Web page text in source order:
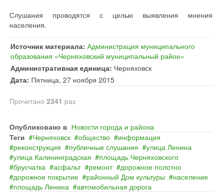
Слушания проводятся с целью выявления мнения
населения.
Источник материала: Администрация муниципального
образования «Черняховский муниципальный район»
Административная единица: Черняховск
Дата: Пятница, 27 ноября 2015
Прочитано 2341 раз
Опубликовано в Новости города и района
Теги
Черняховск общество
информация
реконструкция
публичные слушания
улица Ленина
улица Калининградская
площадь Черняховского
брусчатка
асфальт ремонт
дорожное полотно
дорожное покрытие
районный Дом культуры
население
площадь Ленина
автомобильная дорога